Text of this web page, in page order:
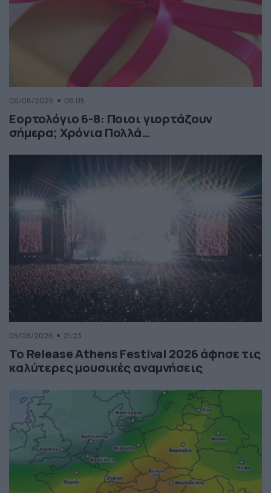
06/08/2026 08:05
Εορτολόγιο 6-8: Ποιοι γιορτάζουν
σήμερα; Χρόνια Πολλά…
05/08/2026 21:23
Το Release Athens Festival 2026 άφησε τις
καλύτερες μουσικές αναμνήσεις